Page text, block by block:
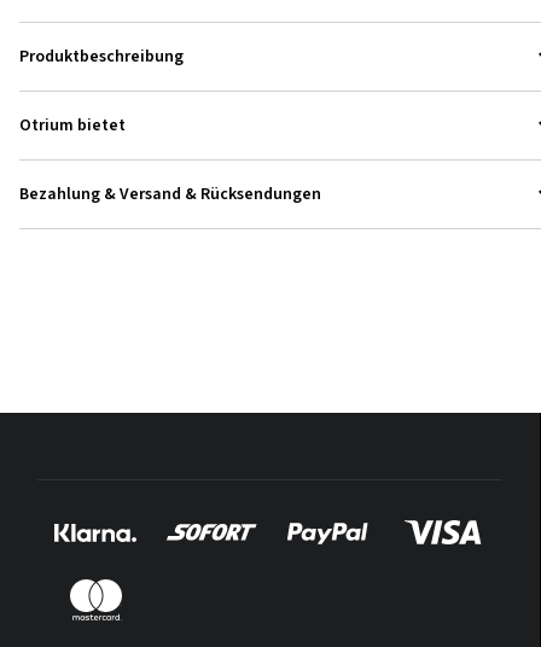
Produktbeschreibung
Otrium bietet
Bezahlung & Versand & Rücksendungen